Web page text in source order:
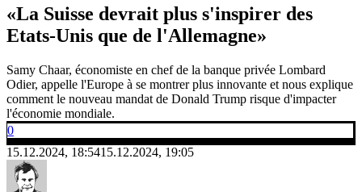
«La Suisse devrait plus s'inspirer des
Etats-Unis que de l'Allemagne»
Samy Chaar, économiste en chef de la banque privée Lombard
Odier, appelle l'Europe à se montrer plus innovante et nous explique
comment le nouveau mandat de Donald Trump risque d'impacter
l'économie mondiale.
0
15.12.2024, 18:5415.12.2024, 19:05